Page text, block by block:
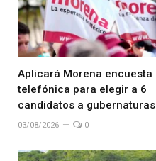
Aplicará Morena encuesta
telefónica para elegir a 6
candidatos a gubernaturas
03/08/2026 0